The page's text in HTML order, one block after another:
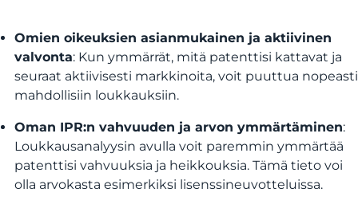
Omien oikeuksien asianmukainen ja aktiivinen
valvonta: Kun ymmärrät, mitä patenttisi kattavat ja
seuraat aktiivisesti markkinoita, voit puuttua nopeasti
mahdollisiin loukkauksiin.
Oman IPR:n vahvuuden ja arvon ymmärtäminen:
Loukkausanalyysin avulla voit paremmin ymmärtää
patenttisi vahvuuksia ja heikkouksia. Tämä tieto voi
olla arvokasta esimerkiksi lisenssineuvotteluissa.